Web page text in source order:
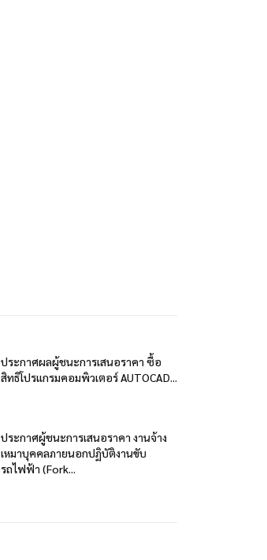
ประกาศผลผู้ชนะการเสนอราคา ซื้อ
สิทธิโปรแกรมคอมพิวเตอร์ AUTOCAD...
ประกาศผู้ชนะการเสนอราคา งานจ้าง
เหมาบุคคลภายนอกปฏิบัติงานขับ
รถไฟฟ้า (Fork...